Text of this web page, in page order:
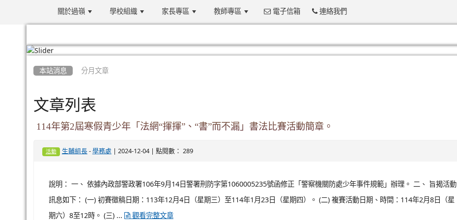
關於過嶺 學校組織 家長專區 教師專區 電子信箱 連絡我們
本站消息 分月文章
文章列表
114年第2屆寒假青少年「法網“揮揮”、“書”而不漏」書法比賽活動簡章。
活動 生輔組長- 學務處 | 2024-12-04 | 點閱數： 289
說明： 一、 依據內政部警政署106年9月14日警署刑防字第1060005235號函修正「警察機關防處少年事件規範」辦理。 二、 旨揭活動
訊息如下： (一) 初賽徵稿日期：113年12月4日（星期三）至114年1月23日（星期四）。 (二) 複賽活動日期、時間：114年2月8日（星
期六）8至12時。 (三) ...
觀看完整文章